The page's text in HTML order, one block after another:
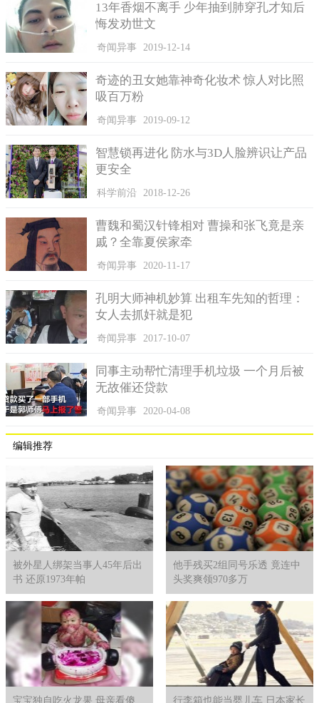
13年香烟不离手 少年抽到肺穿孔才知后
悔发劝世文
奇闻异事 2019-12-14
奇迹的丑女她靠神奇化妆术 惊人对比照
吸百万粉
奇闻异事 2019-09-12
智慧锁再进化 防水与3D人脸辨识让产品
更安全
科学前沿 2018-12-26
曹魏和蜀汉针锋相对 曹操和张飞竟是亲
戚？全靠夏侯家牵
奇闻异事 2020-11-17
孔明大师神机妙算 出租车先知的哲理：
女人去抓奸就是犯
奇闻异事 2017-10-07
同事主动帮忙清理手机垃圾 一个月后被
无故催还贷款
奇闻异事 2020-04-08
编辑推荐
被外星人绑架当事人45年后出
书 还原1973年帕
他手残买2组同号乐透 竟连中
头奖爽领970多万
宝宝独自吃火龙果 母亲看傻 行李箱也能当婴儿车 日本家长